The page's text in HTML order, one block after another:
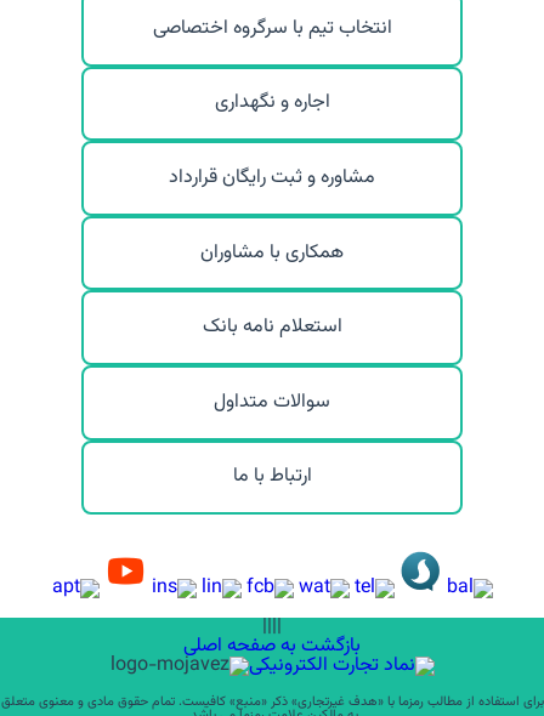
انتخاب تیم با سرگروه اختصاصی
اجاره و نگهداری
مشاوره و ثبت رایگان قرارداد
همکاری با مشاوران
استعلام نامه بانک
سوالات متداول
ارتباط با ما
||||
بازگشت به صفحه اصلی
برای استفاده از مطالب رمزما با «هدف غیرتجاری» ذکر «منبع» کافیست. تمام حقوق مادی و معنوی متعلق